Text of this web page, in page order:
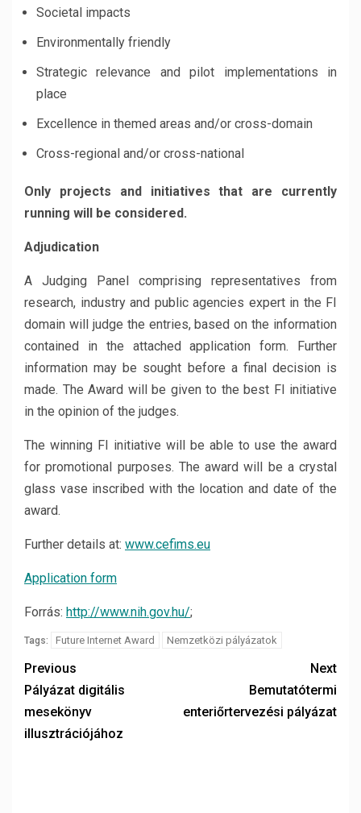
Societal impacts
Environmentally friendly
Strategic relevance and pilot implementations in
place
Excellence in themed areas and/or cross-domain
Cross-regional and/or cross-national
Only projects and initiatives that are currently
running will be considered.
Adjudication
A Judging Panel comprising representatives from
research, industry and public agencies expert in the FI
domain will judge the entries, based on the information
contained in the attached application form. Further
information may be sought before a final decision is
made. The Award will be given to the best FI initiative
in the opinion of the judges.
The winning FI initiative will be able to use the award
for promotional purposes. The award will be a crystal
glass vase inscribed with the location and date of the
award.
Further details at: www.cefims.eu
Application form
Forrás: http://www.nih.gov.hu/;
Tags: Future Internet Award Nemzetközi pályázatok
Previous
Pályázat digitális
mesekönyv
illusztrációjához
Next
Bemutatótermi
enteriőrtervezési pályázat